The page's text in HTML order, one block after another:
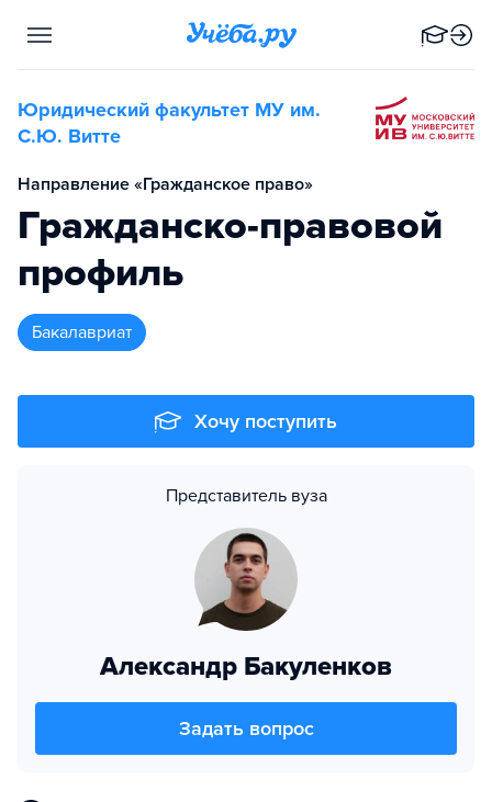
Юридический факультет МУ им.
С.Ю. Витте
Направление «Гражданское право»
Гражданско-правовой
профиль
бакалавриат
Хочу поступить
Представитель вуза
Александр Бакуленков
Задать вопрос